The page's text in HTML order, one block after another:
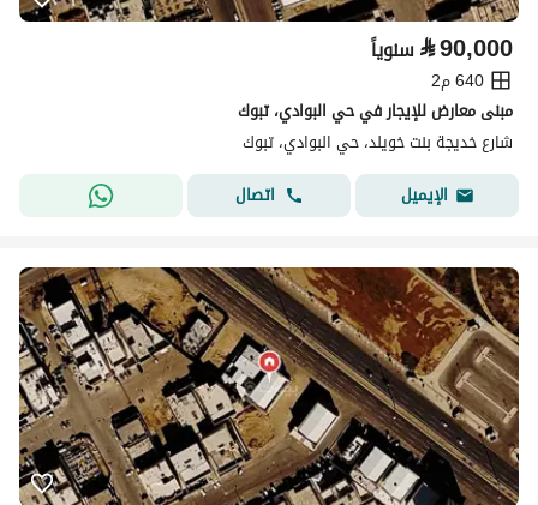
⃁90,000 سنوياً
640 م2
مبنى معارض للإيجار في حي البوادي، تبوك
شارع خديجة بنت خويلد، حي البوادي، تبوك
الإيميل
اتصال